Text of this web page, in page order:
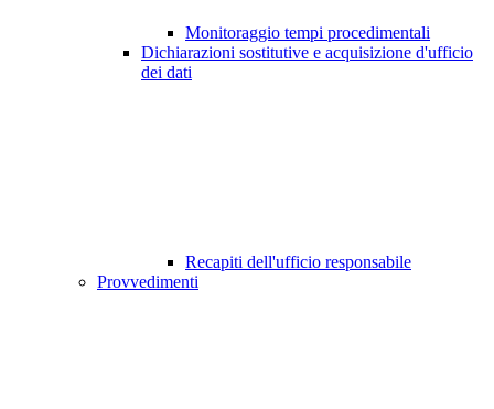
Monitoraggio tempi procedimentali
Dichiarazioni sostitutive e acquisizione d'ufficio
dei dati
Recapiti dell'ufficio responsabile
Provvedimenti